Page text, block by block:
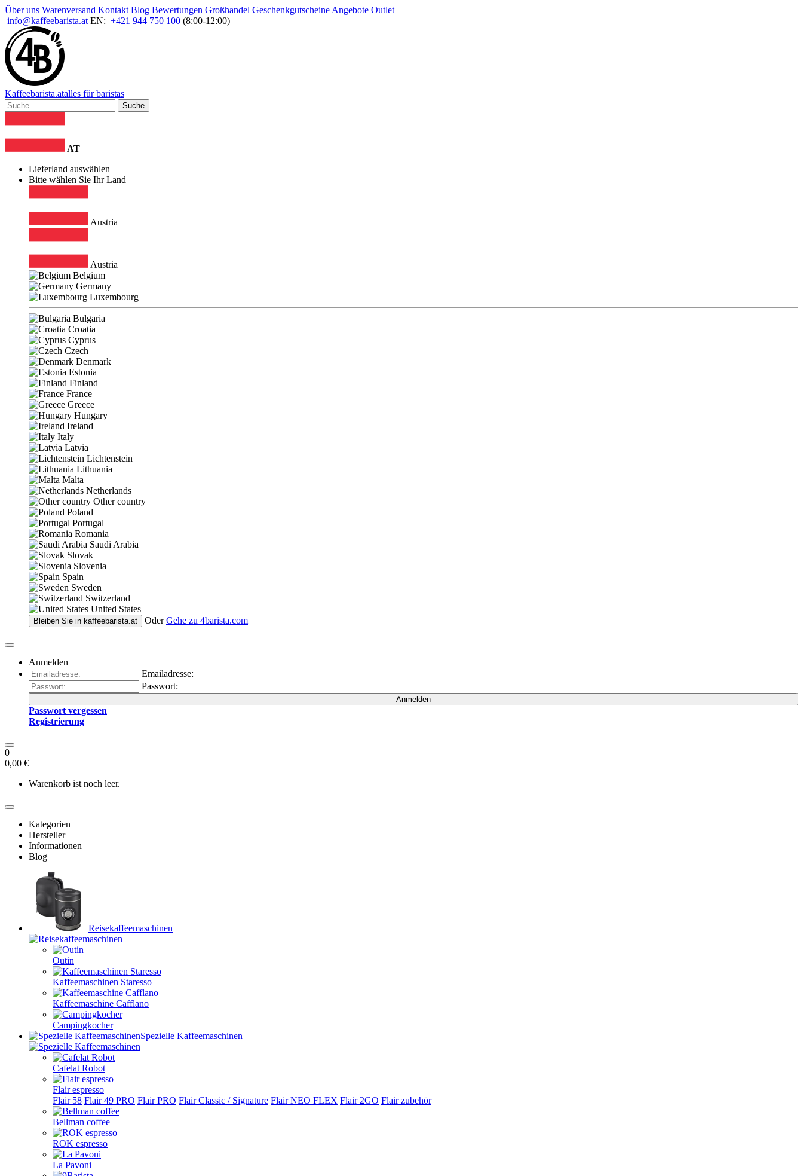
Über uns Warenversand Kontakt Blog Bewertungen Großhandel Geschenkgutscheine Angebote Outlet
info@kaffeebarista.at EN: +421 944 750 100 (8:00-12:00)
Kaffeebarista.atalles für baristas
Suche
AT
Lieferland auswählen
Bitte wählen Sie Ihr Land
Austria
Austria
Belgium
Germany
Luxembourg
Bulgaria
Croatia
Cyprus
Czech
Denmark
Estonia
Finland
France
Greece
Hungary
Ireland
Italy
Latvia
Lichtenstein
Lithuania
Malta
Netherlands
Other country
Poland
Portugal
Romania
Saudi Arabia
Slovak
Slovenia
Spain
Sweden
Switzerland
United States
Bleiben Sie in kaffeebarista.at Oder Gehe zu 4barista.com
Anmelden
Emailadresse:
Passwort:
Anmelden
Passwort vergessen
Registrierung
0
0,00 €
Warenkorb ist noch leer.
Kategorien
Hersteller
Informationen
Blog
Reisekaffeemaschinen
Outin
Kaffeemaschinen Staresso
Kaffeemaschine Cafflano
Campingkocher
Spezielle Kaffeemaschinen
Cafelat Robot
Flair espresso
Flair 58 Flair 49 PRO Flair PRO Flair Classic / Signature Flair NEO FLEX Flair 2GO Flair zubehör
Bellman coffee
ROK espresso
La Pavoni